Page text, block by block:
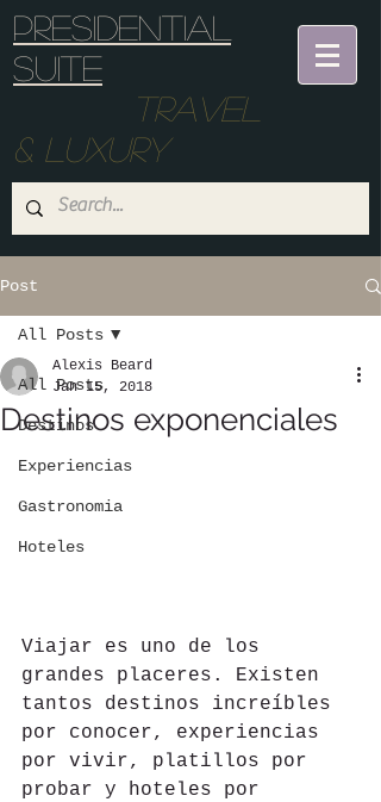
Presidential
suite
Travel
& Luxury
Post
All Posts
Destinos
Experiencias
Gastronomia
Hoteles
All Posts
Destinos exponenciales
Alexis Beard
Jan 15, 2018
Viajar es uno de los
grandes placeres. Existen
tantos destinos increíbles
por conocer, experiencias
por vivir, platillos por
probar y hoteles por